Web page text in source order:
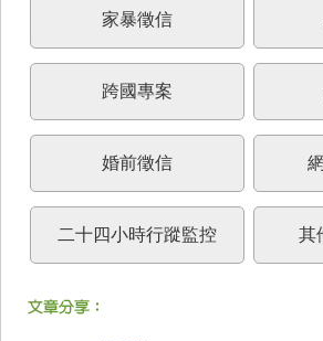
家暴徵信
跨國專案
婚前徵信
二十四小時行蹤監控 其